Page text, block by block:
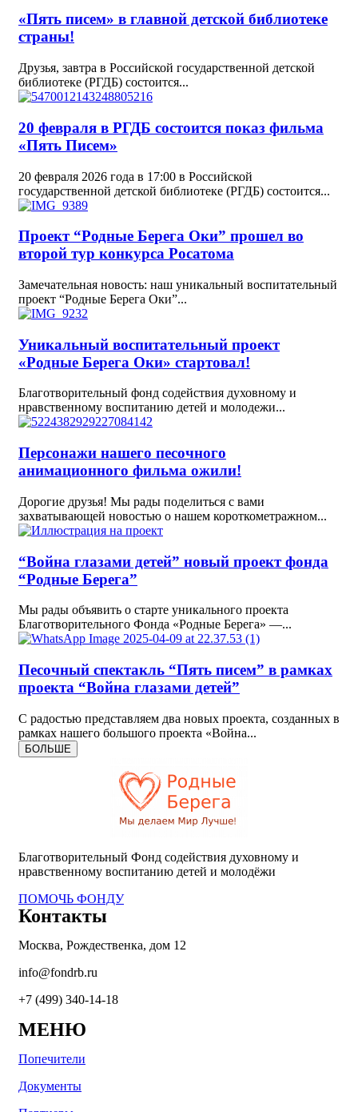
«Пять писем» в главной детской библиотеке
страны!
Друзья, завтра в Российской государственной детской
библиотеке (РГДБ) состоится...
20 февраля в РГДБ состоится показ фильма
«Пять Писем»
20 февраля 2026 года в 17:00 в Российской
государственной детской библиотеке (РГДБ) состоится...
Проект “Родные Берега Оки” прошел во
второй тур конкурса Росатома
Замечательная новость: наш уникальный воспитательный
проект “Родные Берега Оки”...
Уникальный воспитательный проект
«Родные Берега Оки» стартовал!
Благотворительный фонд содействия духовному и
нравственному воспитанию детей и молодежи...
Персонажи нашего песочного
анимационного фильма ожили!
Дорогие друзья! Мы рады поделиться с вами
захватывающей новостью о нашем короткометражном...
“Война глазами детей” новый проект фонда
“Родные Берега”
Мы рады объявить о старте уникального проекта
Благотворительного Фонда «Родные Берега» —...
Песочный спектакль “Пять писем” в рамках
проекта “Война глазами детей”
С радостью представляем два новых проекта, созданных в
рамках нашего большого проекта «Война...
БОЛЬШЕ
Благотворительный Фонд содействия духовному и
нравственному воспитанию детей и молодёжи
ПОМОЧЬ ФОНДУ
Контакты
Москва, Рождественка, дом 12
info@fondrb.ru
+7 (499) 340-14-18
МЕНЮ
Попечители
Документы